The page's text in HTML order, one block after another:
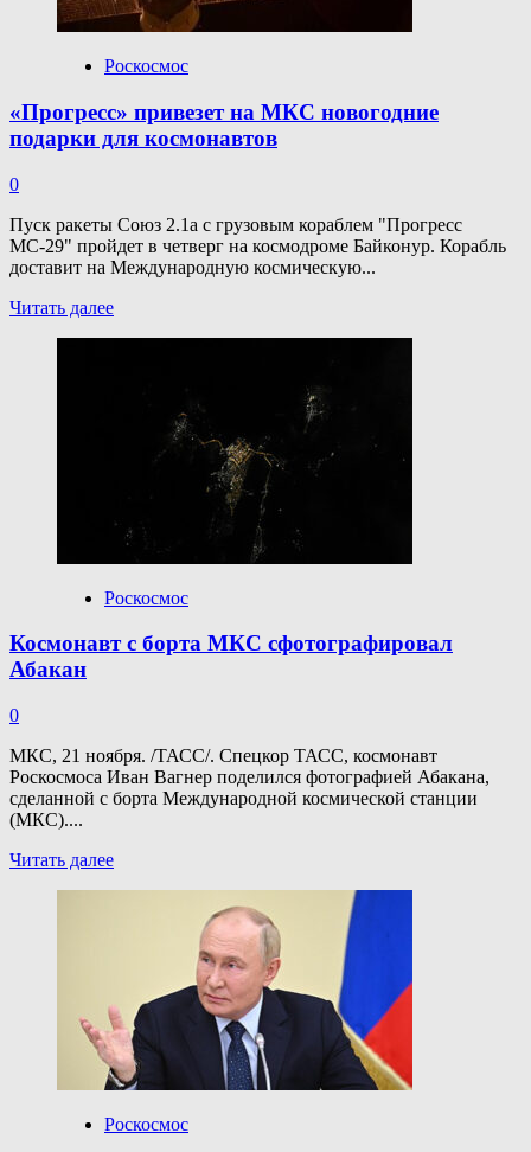
Роскосмос
«Прогресс» привезет на МКС новогодние
подарки для космонавтов
0
Пуск ракеты Союз 2.1а с грузовым кораблем "Прогресс
МС-29" пройдет в четверг на космодроме Байконур. Корабль
доставит на Международную космическую...
Читать далееПрочитать
новогодние
подарки
космонавтов
Роскосмос
Космонавт с борта МКС сфотографировал
Абакан
0
МКС, 21 ноября. /ТАСС/. Спецкор ТАСС, космонавт
Роскосмоса Иван Вагнер поделился фотографией Абакана,
сделанной с борта Международной космической станции
(МКС)....
Читать далееПрочитать
сфотографировал
Абакан
Роскосмос